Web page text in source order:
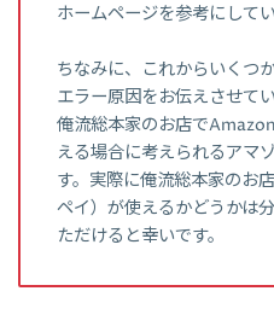
ホームページを参考にして
ちなみに、これからいくつ
エラー原因をお伝えさせて
俺流総本家のお店で
える場合に考えられるアマ
す。実際に俺流総本家のお
ペイ）が使えるかどうかは
ただけると幸いです。